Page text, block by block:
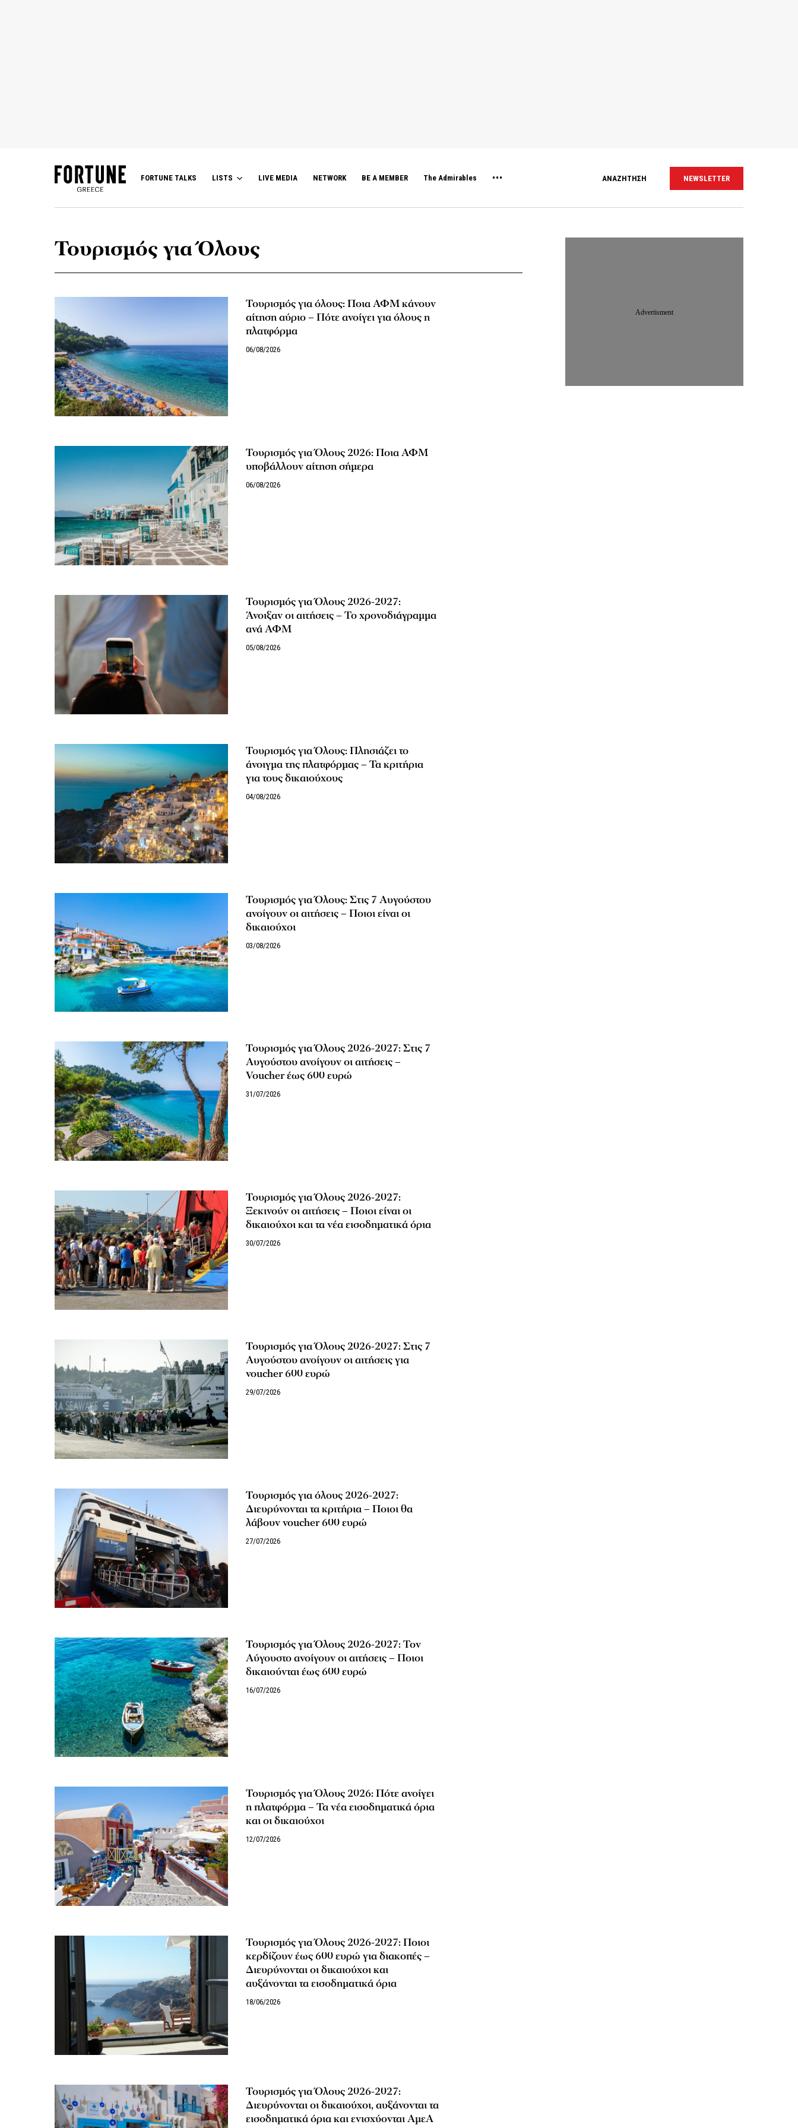
FORTUNE TALKS LISTS LIVE MEDIA NETWORK BE A MEMBER The Admirables ΑΝΑΖΗΤΗΣΗ NEWSLETTER
Τουρισμός για Όλους
Τουρισμός για όλους: Ποια ΑΦΜ κάνουν
αίτηση αύριο – Πότε ανοίγει για όλους η
πλατφόρμα
06/08/2026
Τουρισμός για Όλους 2026: Ποια ΑΦΜ
υποβάλλουν αίτηση σήμερα
06/08/2026
Τουρισμός για Όλους 2026-2027:
Άνοιξαν οι αιτήσεις – Το χρονοδιάγραμμα
ανά ΑΦΜ
05/08/2026
Τουρισμός για Όλους: Πλησιάζει το
άνοιγμα της πλατφόρμας – Τα κριτήρια
για τους δικαιούχους
04/08/2026
Τουρισμός για Όλους: Στις 7 Αυγούστου
ανοίγουν οι αιτήσεις – Ποιοι είναι οι
δικαιούχοι
03/08/2026
Τουρισμός για Όλους 2026-2027: Στις 7
Αυγούστου ανοίγουν οι αιτήσεις –
Voucher έως 600 ευρώ
31/07/2026
Τουρισμός για Όλους 2026-2027:
Ξεκινούν οι αιτήσεις – Ποιοι είναι οι
δικαιούχοι και τα νέα εισοδηματικά όρια
30/07/2026
Τουρισμός για Όλους 2026-2027: Στις 7
Αυγούστου ανοίγουν οι αιτήσεις για
voucher 600 ευρώ
29/07/2026
Τουρισμός για όλους 2026-2027:
Διευρύνονται τα κριτήρια – Ποιοι θα
λάβουν voucher 600 ευρώ
27/07/2026
Τουρισμός για Όλους 2026-2027: Τον
Αύγουστο ανοίγουν οι αιτήσεις – Ποιοι
δικαιούνται έως 600 ευρώ
16/07/2026
Τουρισμός για Όλους 2026: Πότε ανοίγει
η πλατφόρμα – Τα νέα εισοδηματικά όρια
και οι δικαιούχοι
12/07/2026
Τουρισμός για Όλους 2026-2027: Ποιοι
κερδίζουν έως 600 ευρώ για διακοπές –
Διευρύνονται οι δικαιούχοι και
αυξάνονται τα εισοδηματικά όρια
18/06/2026
Τουρισμός για Όλους 2026-2027:
Διευρύνονται οι δικαιούχοι, αυξάνονται τα
εισοδηματικά όρια και ενισχύονται ΑμεΑ